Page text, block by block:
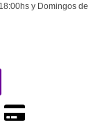
y Domingos de